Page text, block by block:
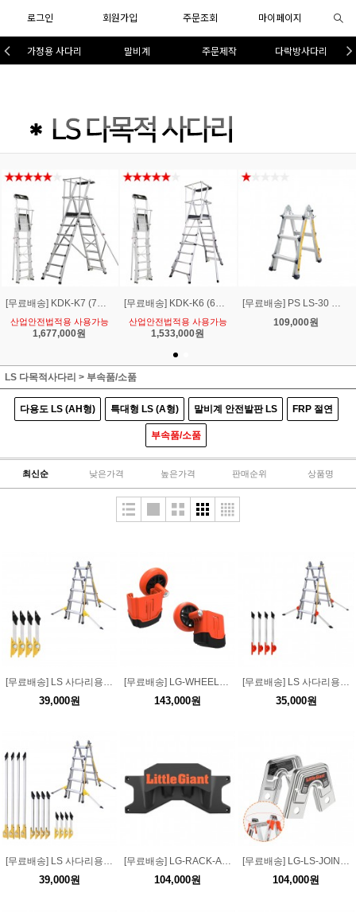
로그인 회원가입 주문조회 마이페이지
가정용 사다리 말비계 주문제작 다락방사다리
[무료배송] KDK-K7 (7단)유로형 안전가드 발판 작업대말비계 사다리1.77~2.5m
산업안전법적용 사용가능
1,677,000원
[무료배송] KDK-K6 (6단)유로형 안전가드 발판 작업대말비계 사다리1.5~2.05m
산업안전법적용 사용가능
1,533,000원
[무료배송] PS LS-30 다목적 LS 3단 사다리보관높이1.0m A형최대1.5m I형최대3.2m
109,000원
LS 다목적사다리 > 부속품/소품
다용도 LS (AH형) 특대형 LS (A형) 말비계 안전발판 LS FRP 절연
부속품/소품
최신순 낮은가격 높은가격 판매순위 상품명
[무료배송] LS 사다리용 악세서리 부속품 접이식 전도방지대(미니)
39,000원
[무료배송] LG-WHEEL-AC LG용 이동롤러 악세사리 (XTR용)
143,000원
[무료배송] LS 사다리용 악세서리 부속품 접이식 전도방지대(소) JDB-2
35,000원
[무료배송] LS 사다리용 악세서리 부속품 원터치 접이식 전도방지대
39,000원
[무료배송] LG-RACK-AC LG 사다리 거치대 악세사리
104,000원
[무료배송] LG-LS-JOINT LG용 LS 사다리 연결브라켓 악세사리
104,000원